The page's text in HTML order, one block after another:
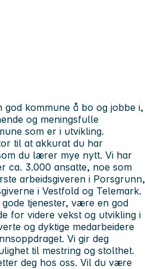
kommune å bo og jobbe i,
og meningsfulle
som er i utvikling.
til at akkurat du har
du lærer mye nytt. Vi har
ca. 3.000 ansatte, noe som
arbeidsgiveren i Porsgrunn,
i Vestfold og Telemark.
tjenester, være en god
for videre vekst og utvikling i
og dyktige medarbeidere
Vi gir deg
til mestring og stolthet.
deg hos oss. Vil du være